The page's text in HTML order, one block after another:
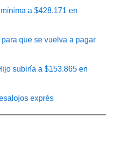
a $428.171 en
que se vuelva a pagar
subiría a $153.865 en
exprés